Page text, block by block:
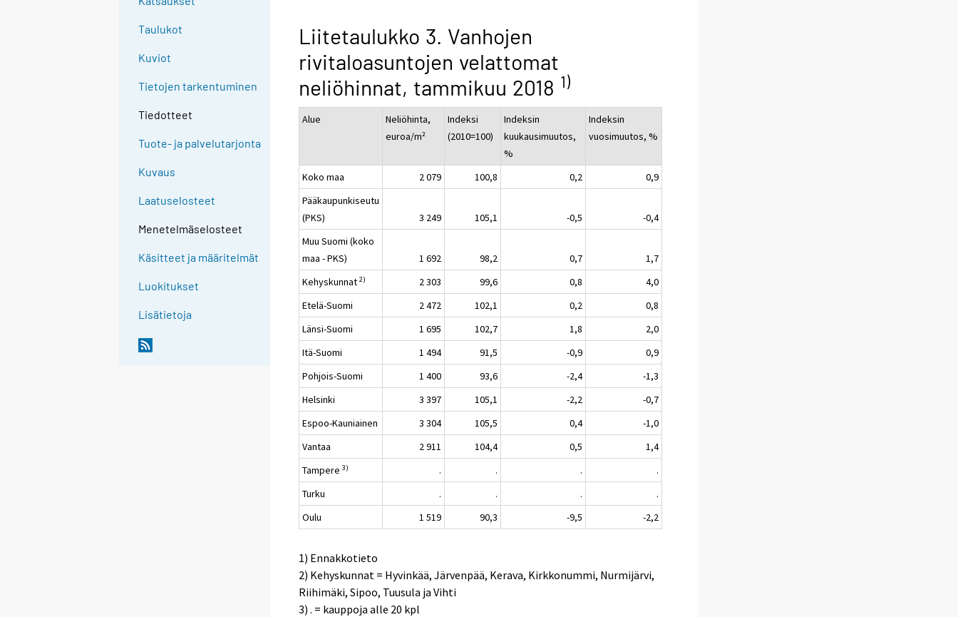
Taulukot
Kuviot
Tietojen tarkentuminen
Tiedotteet
Tuote- ja palvelutarjonta
Kuvaus
Laatuselosteet
Menetelmäselosteet
Käsitteet ja määritelmät
Luokitukset
Lisätietoja
Liitetaulukko 3. Vanhojen
rivitaloasuntojen velattomat
neliöhinnat, tammikuu 2018 1)
Alue
Neliöhinta,
euroa/m²
Indeksi
(2010=100)
Indeksin
kuukausimuutos,
%
Indeksin
vuosimuutos, %
Koko maa 2 079 100,8 0,2
0,9
Pääkaupunkiseutu
(PKS)
3 249 105,1 -0,5
-0,4
Muu Suomi (koko
maa - PKS)
1 692 98,2 0,7
1,7
Kehyskunnat2) 2 303 99,6 0,8
4,0
Etelä-Suomi
2 472 102,1 0,2
0,8
Länsi-Suomi
1 695 102,7 1,8
2,0
Itä-Suomi
1 494 91,5 -0,9
0,9
Pohjois-Suomi
1 400 93,6 -2,4
-1,3
Helsinki
3 397 105,1 -2,2
-0,7
Espoo-Kauniainen
3 304 105,5 0,4
-1,0
Vantaa
2 911 104,4 0,5
1,4
Tampere3) . . .
.
Turku
. . .
.
Oulu
1 519 90,3 -9,5 -2,2
1) Ennakkotieto
2) Kehyskunnat = Hyvinkää, Järvenpää, Kerava, Kirkkonummi, Nurmijärvi,
Riihimäki, Sipoo, Tuusula ja Vihti
3) . = kauppoja alle 20 kpl